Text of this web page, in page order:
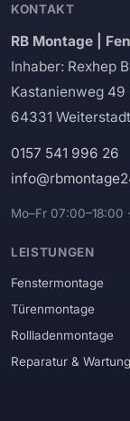
KONTAKT
RB Montage |
Inhaber: Rexhep
Kastanienweg 49
64331 Weiterstadt
0157 541 996 26
Mo–Fr 07:00–18:00
LEISTUNGEN
Fenstermontage
Türenmontage
Rollladenmontage
Reparatur & Wartung